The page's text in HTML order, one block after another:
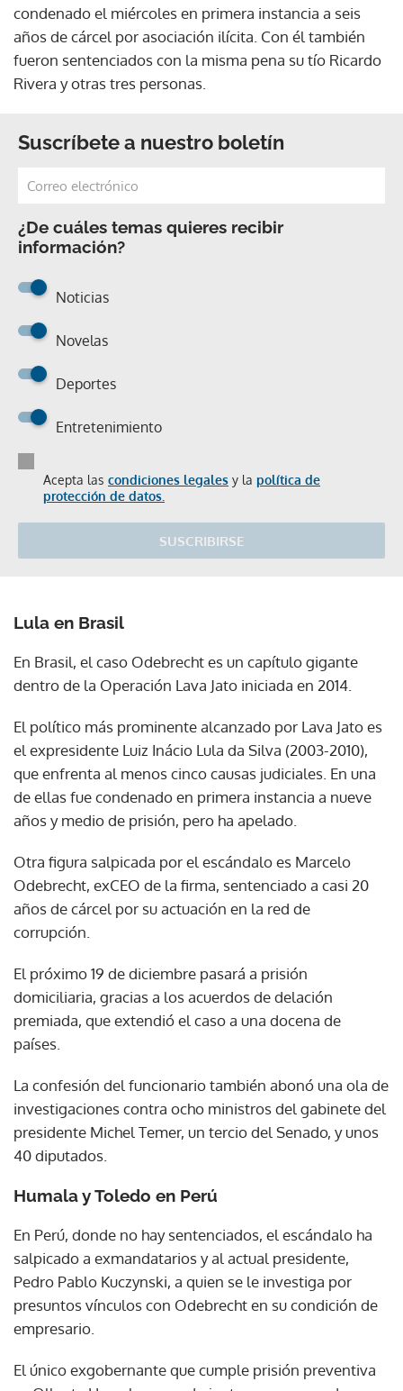
condenado el miércoles en primera instancia a seis
años de cárcel por asociación ilícita. Con él también
fueron sentenciados con la misma pena su tío Ricardo
Rivera y otras tres personas.
Suscríbete a nuestro boletín
¿De cuáles temas quieres recibir
información?
Noticias
Novelas
Deportes
Entretenimiento
Acepta las condiciones legales y la política de
protección de datos.
SUSCRIBIRSE
Lula en Brasil
En Brasil, el caso Odebrecht es un capítulo gigante
dentro de la Operación Lava Jato iniciada en 2014.
El político más prominente alcanzado por Lava Jato es
el expresidente Luiz Inácio Lula da Silva (2003-2010),
que enfrenta al menos cinco causas judiciales. En una
de ellas fue condenado en primera instancia a nueve
años y medio de prisión, pero ha apelado.
Otra figura salpicada por el escándalo es Marcelo
Odebrecht, exCEO de la firma, sentenciado a casi 20
años de cárcel por su actuación en la red de
corrupción.
El próximo 19 de diciembre pasará a prisión
domiciliaria, gracias a los acuerdos de delación
premiada, que extendió el caso a una docena de
países.
La confesión del funcionario también abonó una ola de
investigaciones contra ocho ministros del gabinete del
presidente Michel Temer, un tercio del Senado, y unos
40 diputados.
Humala y Toledo en Perú
En Perú, donde no hay sentenciados, el escándalo ha
salpicado a exmandatarios y al actual presidente,
Pedro Pablo Kuczynski, a quien se le investiga por
presuntos vínculos con Odebrecht en su condición de
empresario.
El único exgobernante que cumple prisión preventiva